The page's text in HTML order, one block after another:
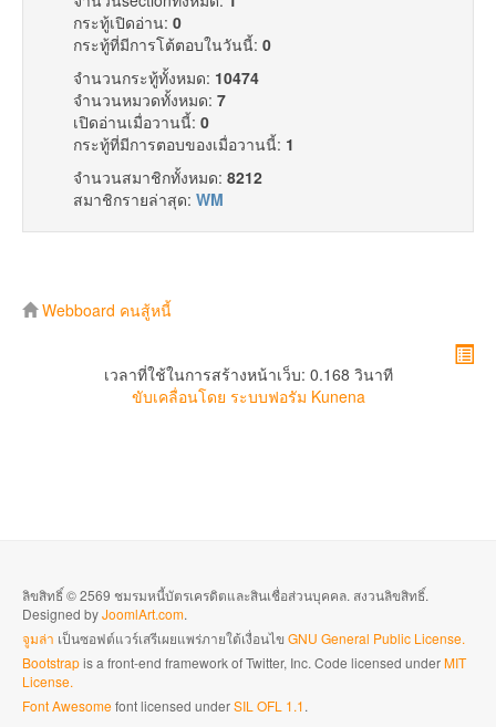
กระทู้เปิดอ่าน: 0
กระทู้ที่มีการโต้ตอบในวันนี้: 0
จำนวนกระทู้ทั้งหมด: 10474
จำนวนหมวดทั้งหมด: 7
เปิดอ่านเมื่อวานนี้: 0
กระทู้ที่มีการตอบของเมื่อวานนี้: 1
จำนวนสมาชิกทั้งหมด: 8212
สมาชิกรายล่าสุด: WM
Webboard คนสู้หนี้
เวลาที่ใช้ในการสร้างหน้าเว็บ: 0.168 วินาที
ขับเคลื่อนโดย ระบบฟอรัม Kunena
ลิขสิทธิ์ © 2569 ชมรมหนี้บัตรเครดิตและสินเชื่อส่วนบุคคล. สงวนลิขสิทธิ์.
Designed byJoomlArt.com.
จูมล่า เป็นซอฟต์แวร์เสรีเผยแพร่ภายใต้เงื่อนไข GNU General Public License.
Bootstrapis a front-end framework of Twitter, Inc. Code licensed underMIT
License.
Font Awesomefont licensed underSIL OFL 1.1.